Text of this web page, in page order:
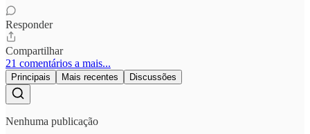
Responder
Compartilhar
21 comentários a mais...
Principais Mais recentes Discussões
Nenhuma publicação